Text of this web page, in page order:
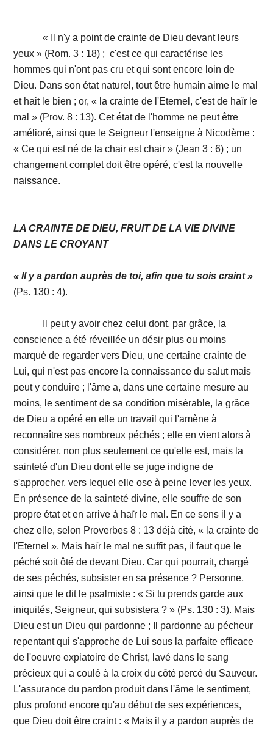
« Il n'y a point de crainte de Dieu devant leurs
yeux » (Rom. 3 : 18) ; c'est ce qui caractérise les
hommes qui n'ont pas cru et qui sont encore loin de
Dieu. Dans son état naturel, tout être humain aime le mal
et hait le bien ; or, « la crainte de l'Eternel, c'est de haïr le
mal » (Prov. 8 : 13). Cet état de l'homme ne peut être
amélioré, ainsi que le Seigneur l'enseigne à Nicodème :
« Ce qui est né de la chair est chair » (Jean 3 : 6) ; un
changement complet doit être opéré, c'est la nouvelle
naissance.
LA CRAINTE DE DIEU, FRUIT DE LA VIE DIVINE
DANS LE CROYANT
« Il y a pardon auprès de toi, afin que tu sois craint »
(Ps. 130 : 4).
Il peut y avoir chez celui dont, par grâce, la
conscience a été réveillée un désir plus ou moins
marqué de regarder vers Dieu, une certaine crainte de
Lui, qui n'est pas encore la connaissance du salut mais
peut y conduire ; l'âme a, dans une certaine mesure au
moins, le sentiment de sa condition misérable, la grâce
de Dieu a opéré en elle un travail qui l'amène à
reconnaître ses nombreux péchés ; elle en vient alors à
considérer, non plus seulement ce qu'elle est, mais la
sainteté d'un Dieu dont elle se juge indigne de
s'approcher, vers lequel elle ose à peine lever les yeux.
En présence de la sainteté divine, elle souffre de son
propre état et en arrive à haïr le mal. En ce sens il y a
chez elle, selon Proverbes 8 : 13 déjà cité, « la crainte de
l'Eternel ». Mais haïr le mal ne suffit pas, il faut que le
péché soit ôté de devant Dieu. Car qui pourrait, chargé
de ses péchés, subsister en sa présence ? Personne,
ainsi que le dit le psalmiste : « Si tu prends garde aux
iniquités, Seigneur, qui subsistera ? » (Ps. 130 : 3). Mais
Dieu est un Dieu qui pardonne ; Il pardonne au pécheur
repentant qui s'approche de Lui sous la parfaite efficace
de l'oeuvre expiatoire de Christ, lavé dans le sang
précieux qui a coulé à la croix du côté percé du Sauveur.
L'assurance du pardon produit dans l'âme le sentiment,
plus profond encore qu'au début de ses expériences,
que Dieu doit être craint : « Mais il y a pardon auprès de